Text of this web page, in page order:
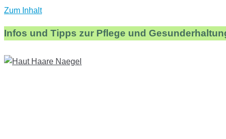
Zum Inhalt
Infos und Tipps zur Pflege und